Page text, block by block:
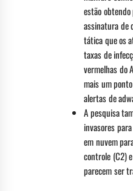
estão
assinatura de
tática que os
taxas de
vermelhas do
mais um
alertas de
A pesquisa
invasores
em nuvem
controle (C2)
parecem ser